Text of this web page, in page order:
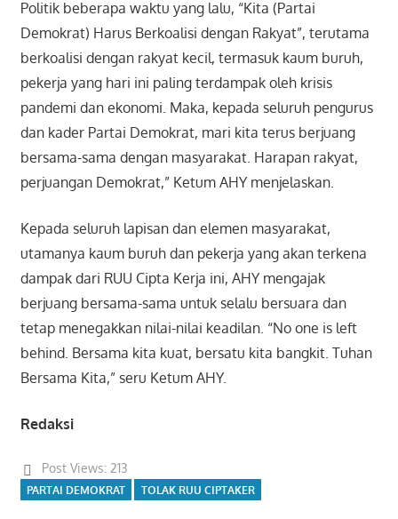
Politik beberapa waktu yang lalu, “Kita (Partai
Demokrat) Harus Berkoalisi dengan Rakyat”, terutama
berkoalisi dengan rakyat kecil, termasuk kaum buruh,
pekerja yang hari ini paling terdampak oleh krisis
pandemi dan ekonomi. Maka, kepada seluruh pengurus
dan kader Partai Demokrat, mari kita terus berjuang
bersama-sama dengan masyarakat. Harapan rakyat,
perjuangan Demokrat,” Ketum AHY menjelaskan.
Kepada seluruh lapisan dan elemen masyarakat,
utamanya kaum buruh dan pekerja yang akan terkena
dampak dari RUU Cipta Kerja ini, AHY mengajak
berjuang bersama-sama untuk selalu bersuara dan
tetap menegakkan nilai-nilai keadilan. “No one is left
behind. Bersama kita kuat, bersatu kita bangkit. Tuhan
Bersama Kita,” seru Ketum AHY.
Redaksi
Post Views: 213
PARTAI DEMOKRAT TOLAK RUU CIPTAKER